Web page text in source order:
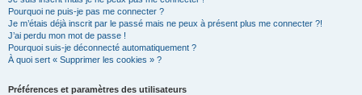
Pourquoi ne puis-je pas me connecter ?
Je m’étais déjà inscrit par le passé mais ne peux à présent plus me connecter ?!
J’ai perdu mon mot de passe !
Pourquoi suis-je déconnecté automatiquement ?
À quoi sert « Supprimer les cookies » ?
Préférences et paramètres des utilisateurs